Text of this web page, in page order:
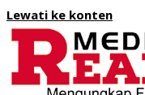
Lewati ke konten